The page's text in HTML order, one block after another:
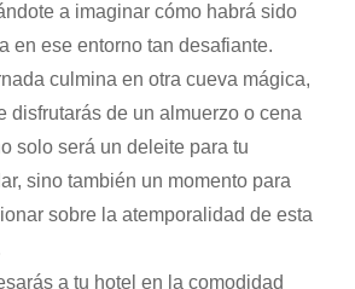
a imaginar cómo habrá sido
en ese entorno tan desafiante.
culmina en otra cueva mágica,
disfrutarás de un almuerzo o cena
solo será un deleite para tu
sino también un momento para
sobre la atemporalidad de esta
a tu hotel en la comodidad